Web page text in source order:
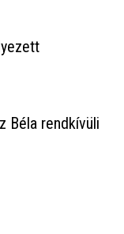
Béla rendkívüli